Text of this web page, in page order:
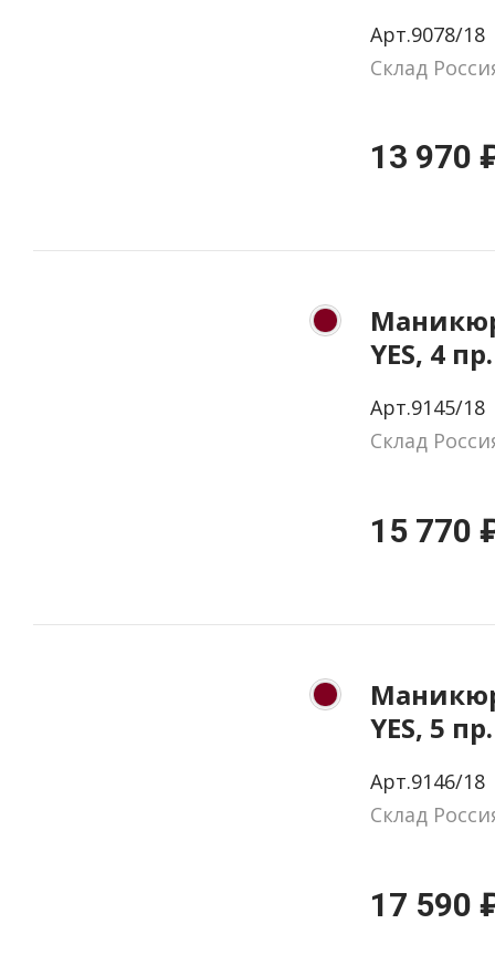
цвет
Арт.9078/18
Склад
13 970
YES, 4
цвет
красный
Арт.9145/18
Склад
15 770
YES, 5
цвет
красный
Арт.9146/18
Склад
17 590